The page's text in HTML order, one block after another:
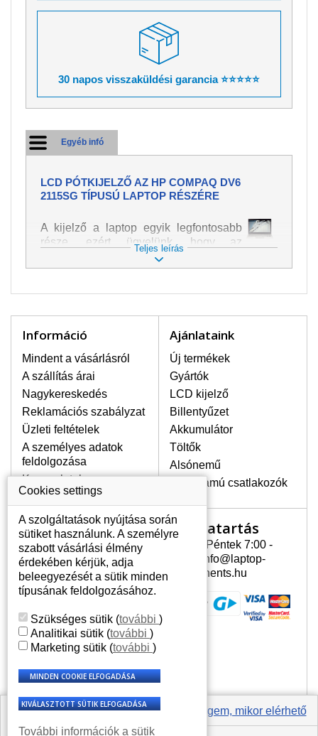
Értesíts engem, mikor elérhető
30 napos visszaküldési garancia ⭐⭐⭐⭐⭐
Egyéb infó
LCD PÓTKIJELZŐ AZ HP COMPAQ DV6
2115SG TÍPUSÚ LAPTOP RÉSZÉRE
A kijelző a laptop egyik legfontosabb
része, ezért ügyelünk, hogy az
pótalkatrész a legjobb minőségű
legyen. A kép és szöveg különféle
laptoppal legnagyobb óvatossággal
bekövetkezett sérülések közé a
mechanikai sérüléseket lehet besorolni,
mint pl. széttört vagy megrepedt kijelző.
Továbbá még a függőleges csíkozást,
kijelző sötétségét, villogását vagy
egyenetlen fényességét.
LEGMAGASABB MINŐSÉGŰ
LCD KIJELZŐ!
A raktáron csakis eredeti
jótállás egész ideje alatt a pixelek
hibásodása nélkül, teljesítik az
A+ minőségi kategória igényes
feltételeit.
HOGYAN TUDJA MEGÁLLAPÍTANI
MILYEN KIJELZŐ SZÜKSÉGES A
A kijelzőt a laptop modeljle alapján lehet
kikeresni, amely megjelölés megtalálható
a laptop alulsó részén található címkén
ábrázolva van egy keretben vagy a
billentyűzetnél a vázon is. Abban az
esetben, amennyiben a sérült vagy
megrepedt kijelző le van szerelve, a típus
Teljes leírás
Információ
Mindent a vásárlásról
A szállítás árai
Nagykereskedés
Reklamációs szabályzat
Üzleti feltételek
A személyes adatok
feldolgozása
Kapcsolatok
Ajánlataink
Új termékek
Gyártók
LCD kijelző
Billentyűzet
Akkumulátor
Töltők
Alsónemű
Erősáramú csatlakozók
Az Ön számlája
Az Ön számlája
Személyes információk
Címek
Nyitvatartás
Hétfõ - Péntek 7:00 -
15:30 info@laptop-
components.hu
Cookies settings
A szolgáltatások nyújtása során
sütiket használunk. A személyre
szabott vásárlási élmény
érdekében kérjük, adja
beleegyezését a sütik minden
típusának feldolgozásához.
Szükséges sütik (további )
Analitikai sütik (további )
Marketing sütik (további )
További információk a sütik